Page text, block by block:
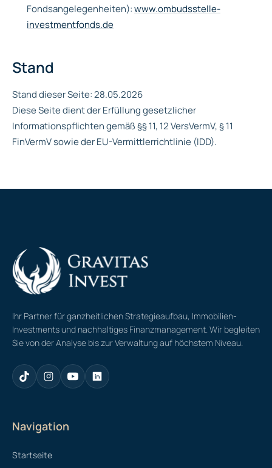
Fondsangelegenheiten):www.ombudsstelle-
investmentfonds.de
Stand
Stand dieser Seite: 28.05.2026
Diese Seite dient der Erfüllung gesetzlicher
Informationspflichten gemäß §§ 11, 12 VersVermV, § 11
FinVermV sowie der EU-Vermittlerrichtlinie (IDD).
Ihr Partner für ganzheitlichen Strategieaufbau, Immobilien-
Investments und nachhaltiges Finanzmanagement. Wir begleiten
Sie von der Analyse bis zur Verwaltung auf höchstem Niveau.
Navigation
Startseite